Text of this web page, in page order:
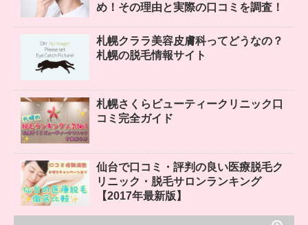
め！その理由と実際の口コミを調査！
札幌クララ美容皮膚科ってどうなの？
札幌の脱毛情報サイト
札幌さくらビューティークリニック口
コミ完全ガイド
仙台で口コミ・評判の良い医療脱毛ク
リニック・脱毛サロンランキング
【2017年最新版】